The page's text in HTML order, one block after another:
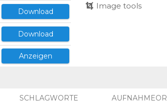
Download
Download
Anzeigen
Image tools
SCHLAGWORTE